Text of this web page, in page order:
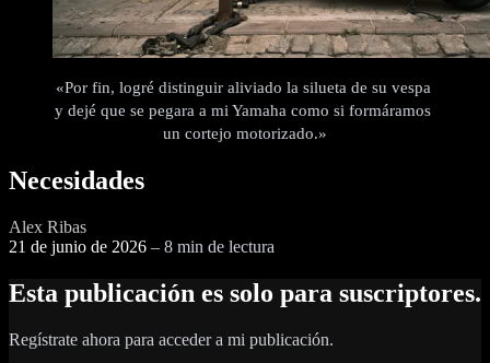
«Por fin, logré distinguir aliviado la silueta de su vespa
y dejé que se pegara a mi Yamaha como si formáramos
un cortejo motorizado.»
Necesidades
Alex Ribas
21 de junio de 2026 – 8 min de lectura
Esta publicación es solo para suscriptores.
Regístrate ahora para acceder a mi publicación.